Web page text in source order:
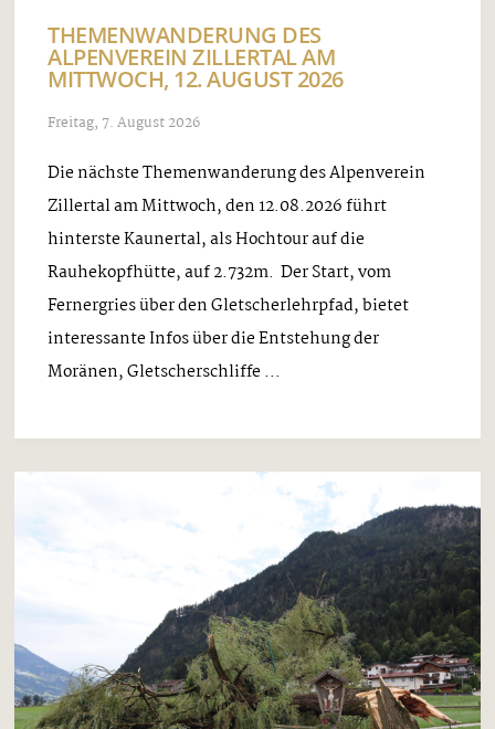
THEMENWANDERUNG DES
ALPENVEREIN ZILLERTAL AM
MITTWOCH, 12. AUGUST 2026
Freitag, 7. August 2026
Die nächste Themenwanderung des Alpenverein
Zillertal am Mittwoch, den 12.08.2026 führt
hinterste Kaunertal, als Hochtour auf die
Rauhekopfhütte, auf 2.732m. Der Start, vom
Fernergries über den Gletscherlehrpfad, bietet
interessante Infos über die Entstehung der
Moränen, Gletscherschliffe ...